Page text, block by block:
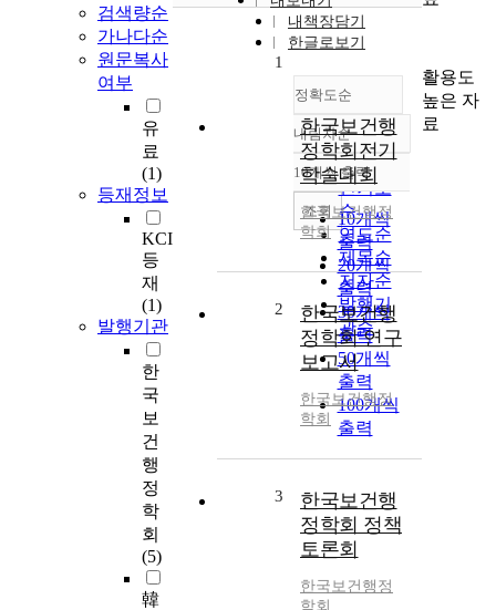
검색량순
가나다순
원문복사
여부
유
료
(1)
등재정보
KCI
등
재
(1)
발행기관
한
국
보
건
행
정
학
회
(5)
韓
내책장담기
한글로보기
정확도순
정확도
순
인기도
순
연도순
제목순
저자순
발행기
관순
내림차순
내림차순
10개씩 출력
10개씩
출력
20개씩
출력
30개씩
출력
50개씩
출력
100개씩
출력
조회
1
한국보건행
정학회전기
학술대회
한국보건행정
학회
2
한국보건행
정학회 연구
보고서
한국보건행정
학회
3
한국보건행
정학회 정책
토론회
한국보건행정
학회
활용도
높은 자
료